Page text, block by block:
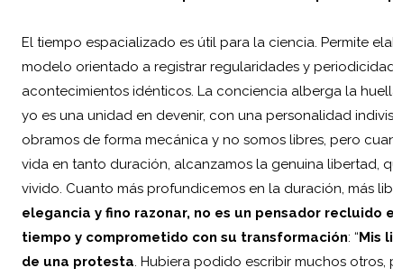
El tiempo espacializado es útil para la ciencia. Permite
modelo orientado a registrar regularidades y
acontecimientos idénticos. La conciencia alberga la
yo es una unidad en devenir, con una personalidad
obramos de forma mecánica y no somos libres, pero
vida en tanto duración, alcanzamos la genuina libertad,
vivido. Cuanto más profundicemos en la duración, más
elegancia y fino razonar, no es un pensador
tiempo y comprometido con su transformación: “Mis
de una protesta. Hubiera podido escribir muchos